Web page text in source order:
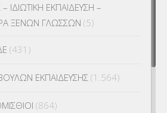
ΙΔΙΩΤΙΚΗ ΕΚΠΑΙΔΕΥΣΗ –
ΞΕΝΩΝ ΓΛΩΣΣΩΝ (5)
(431)
ΕΚΠΑΙΔΕΥΣΗΣ (1.564)
(864)